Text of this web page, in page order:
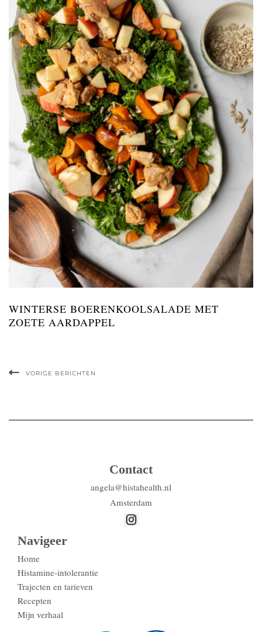
WINTERSE BOERENKOOLSALADE MET
ZOETE AARDAPPEL
VORIGE BERICHTEN
Contact
angela@histahealth.nl
Amsterdam
Navigeer
Home
Histamine-intolerantie
Trajecten en tarieven
Recepten
Mijn verhaal